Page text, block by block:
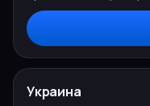
Украина